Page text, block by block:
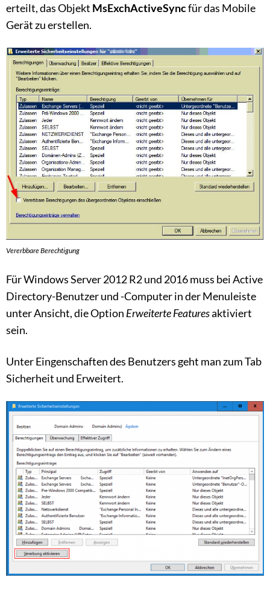
erteilt, das Objekt MsExchActiveSyncfür das Mobile
Gerät zu erstellen.
Vererbbare Berechtigung
Für Windows Server 2012 R2 und 2016 muss bei Active
Directory-Benutzer und -Computer in der Menuleiste
unter Ansicht, die Option Erweiterte Featuresaktiviert
sein.
Unter Eingenschaften des Benutzers geht man zum Tab
Sicherheit und Erweitert.